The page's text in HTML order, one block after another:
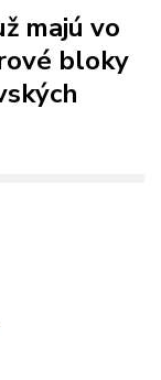
majú vo
bloky